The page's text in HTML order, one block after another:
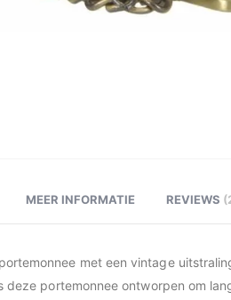
met een vintage
deze portemonnee ontworpen om
MEER INFORMATIE REVIEWS